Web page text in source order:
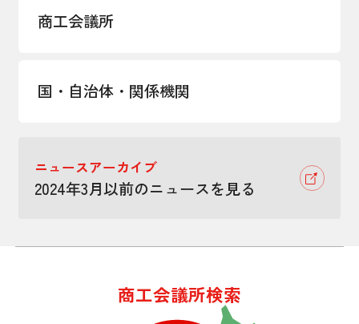
商工会議所
国・自治体・関係機関
ニュースアーカイブ
2024年3月以前のニュースを見る
商工会議所検索